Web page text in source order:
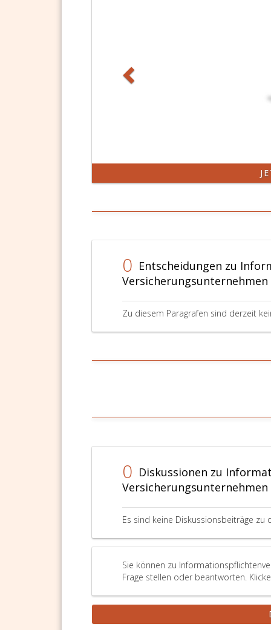
0 Entscheidungen zu
Versicherungsunternehmen
Zu diesem Paragrafen sind derzeit
0 Diskussionen zu
Versicherungsunternehmen
Es sind keine Diskussionsbeiträge zu
Sie können zu
Frage stellen oder beantworten.